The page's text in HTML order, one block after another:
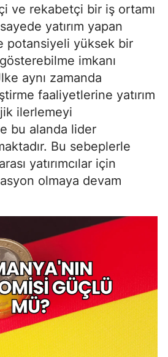
ve rekabetçi bir iş ortamı
yatırım yapan
potansiyeli yüksek bir
imkanı
aynı zamanda
faaliyetlerine yatırım
ilerlemeyi
bu alanda lider
Bu sebeplerle
yatırımcılar için
olmaya devam